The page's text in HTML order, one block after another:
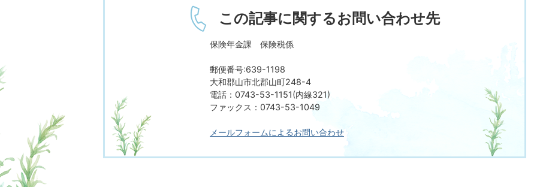
この記事に関するお問い合わせ先
保険年金課 保険税係
郵便番号:639-1198
大和郡山市北郡山町248-4
電話：0743-53-1151(内線321)
ファックス：0743-53-1049
メールフォームによるお問い合わせ